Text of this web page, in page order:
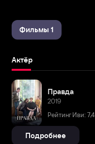
Фильмы 1
Актёр
Правда
2019
Рейтинг Иви: 7,4
Подробнее